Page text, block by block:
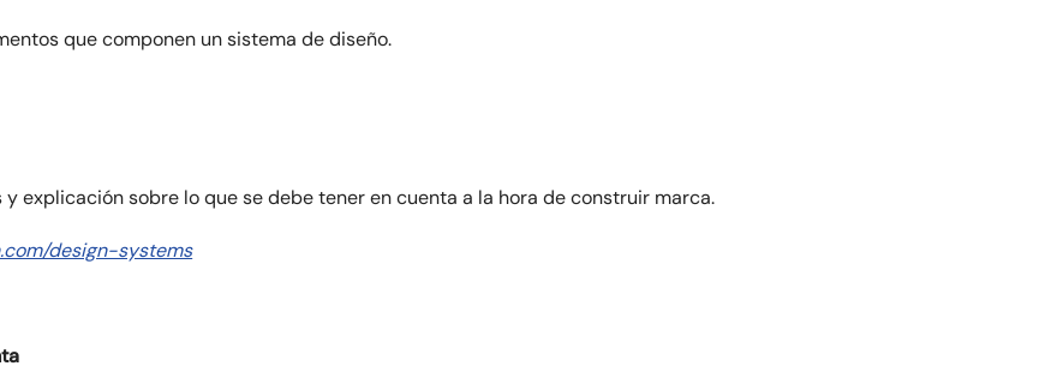
que componen un sistema de diseño.
explicación sobre lo que se debe tener en cuenta a la hora de construir marca.
design-systems